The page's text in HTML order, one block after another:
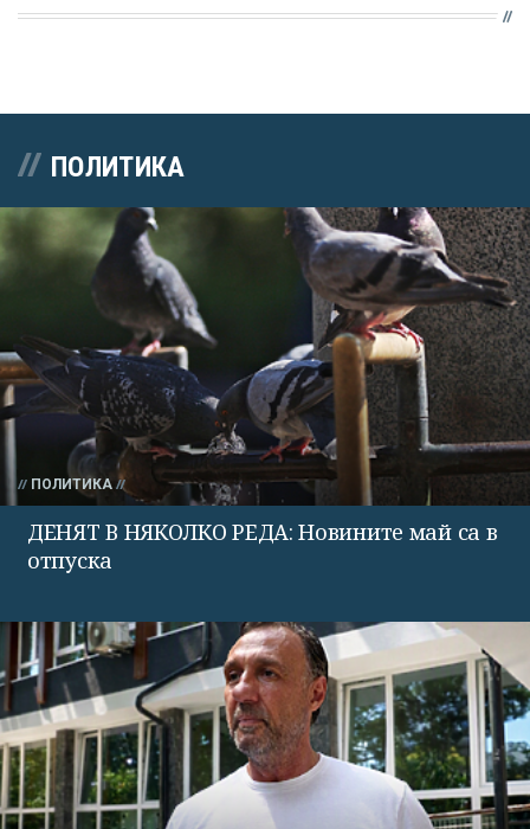
ПОЛИТИКА
ПОЛИТИКА
ДЕНЯТ В НЯКОЛКО РЕДА: Новините май са в
отпуска